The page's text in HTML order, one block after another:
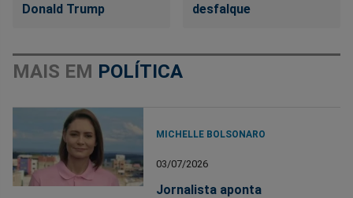
Donald Trump
desfalque
MAIS EM POLÍTICA
MICHELLE BOLSONARO
03/07/2026
Jornalista aponta